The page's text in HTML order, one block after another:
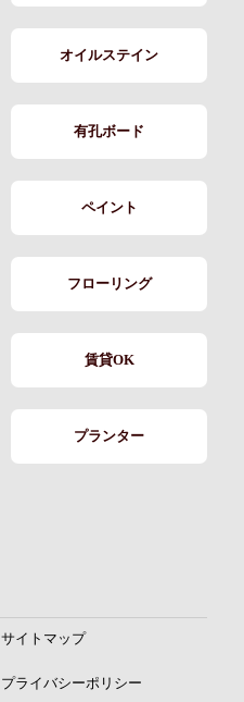
オイルステイン
有孔ボード
ペイント
フローリング
賃貸OK
プランター
サイトマップ
プライバシーポリシー